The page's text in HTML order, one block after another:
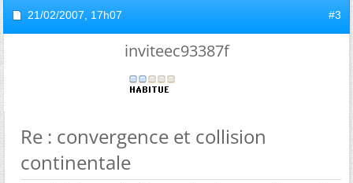
21/02/2007, 17h07 #3
inviteec93387f
Re : convergence et collision
continentale